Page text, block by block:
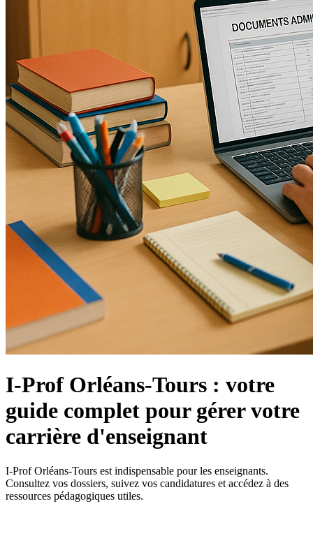
I-Prof Orléans-Tours : votre
guide complet pour gérer votre
carrière d'enseignant
I-Prof Orléans-Tours est indispensable pour les enseignants.
Consultez vos dossiers, suivez vos candidatures et accédez à des
ressources pédagogiques utiles.